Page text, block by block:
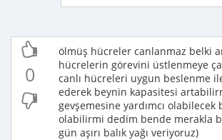
0
ölmüş hücreler canlanmaz belki
hücrelerin görevini üstlenmeye
canlı hücreleri uygun beslenme
ederek beynin kapasitesi
gevşemesine yardımcı olabilecek
olabilirmi dedim bende merakla
gün aşırı balık yağı veriyoruz)